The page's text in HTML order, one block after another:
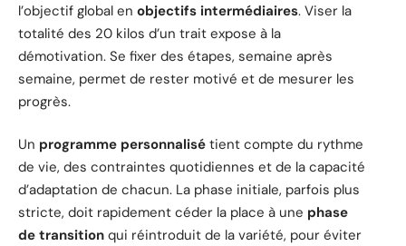
l’objectif global en objectifs intermédiaires. Viser la
totalité des 20 kilos d’un trait expose à la
démotivation. Se fixer des étapes, semaine après
semaine, permet de rester motivé et de mesurer les
progrès.
Un programme personnalisé tient compte du rythme
de vie, des contraintes quotidiennes et de la capacité
d’adaptation de chacun. La phase initiale, parfois plus
stricte, doit rapidement céder la place à une phase
de transition qui réintroduit de la variété, pour éviter